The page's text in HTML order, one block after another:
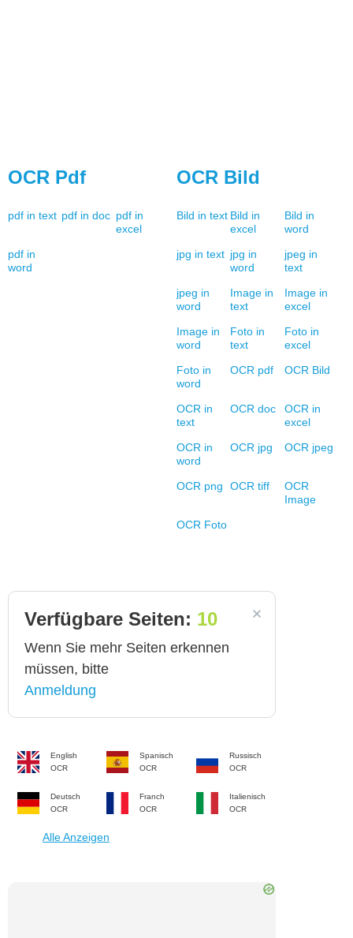
OCR Pdf
pdf in text pdf in doc pdf in
excel
pdf in
word
OCR Bild
Bild in text Bild in
excel
Bild in
word
jpg in text jpg in
word
jpeg in
text
jpeg in
word
Image in
text
Image in
excel
Image in
word
Foto in
text
Foto in
excel
Foto in
word
OCR pdf OCR Bild
OCR in
text
OCR doc
OCR in
excel
OCR in
word
OCR jpg OCR jpeg
OCR png OCR tiff
OCR
Image
OCR Foto
Verfügbare Seiten: 10
Wenn Sie mehr Seiten erkennen
müssen, bitte
Anmeldung
English
OCR
Spanisch
OCR
Russisch
OCR
Deutsch
OCR
Franch
OCR
Italienisch
OCR
Alle Anzeigen